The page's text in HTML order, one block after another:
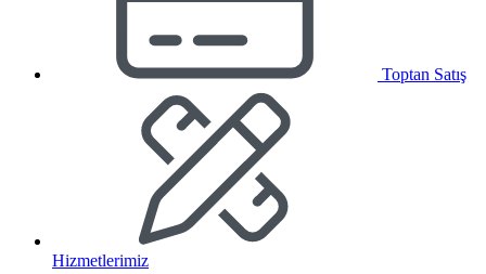
Toptan Satış
Hizmetlerimiz